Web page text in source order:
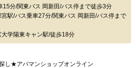
15分/関東バス 岡新田/バス停まで徒歩3分
駅/バス乗車27分/関東バス 岡新田/バス停まで
学陽東キャン駅/徒歩18分
し★アパマンショップオンライン